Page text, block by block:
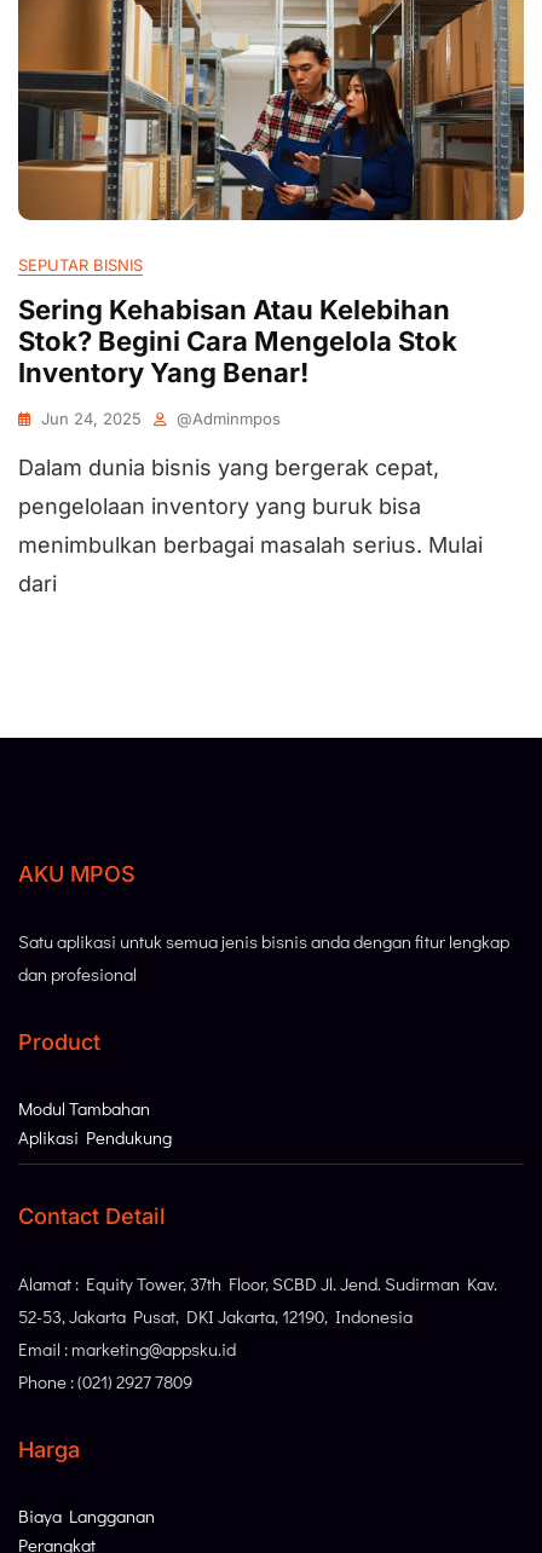
SEPUTAR BISNIS
Sering Kehabisan Atau Kelebihan
Stok? Begini Cara Mengelola Stok
Inventory Yang Benar!
Jun 24, 2025 @adminmpos
Dalam dunia bisnis yang bergerak cepat,
pengelolaan inventory yang buruk bisa
menimbulkan berbagai masalah serius. Mulai
dari
AKU MPOS
Satu aplikasi untuk semua jenis bisnis anda dengan fitur lengkap
dan profesional
Product
Modul Tambahan
Aplikasi Pendukung
Contact Detail
Alamat : Equity Tower, 37th Floor, SCBD Jl. Jend. Sudirman Kav.
52-53, Jakarta Pusat, DKI Jakarta, 12190, Indonesia
Email : marketing@appsku.id
Phone : (021) 2927 7809
Harga
Biaya Langganan
Perangkat